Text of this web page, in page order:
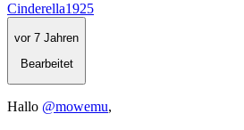
Cinderella1925
vor 7 Jahren
Bearbeitet
Hallo @mowemu,